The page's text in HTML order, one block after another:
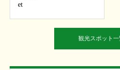
et
観光スポット